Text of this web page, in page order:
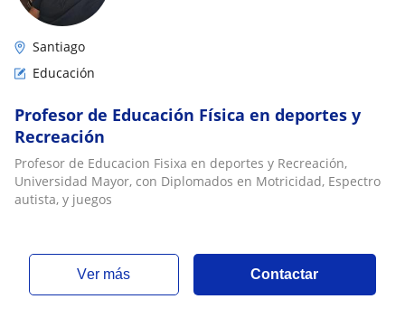
Santiago
Educación
Profesor de Educación Física en deportes y
Recreación
Profesor de Educacion Fisixa en deportes y Recreación,
Universidad Mayor, con Diplomados en Motricidad, Espectro
autista, y juegos
ver más Contactar